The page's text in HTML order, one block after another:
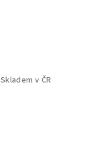
Skladem v ČR